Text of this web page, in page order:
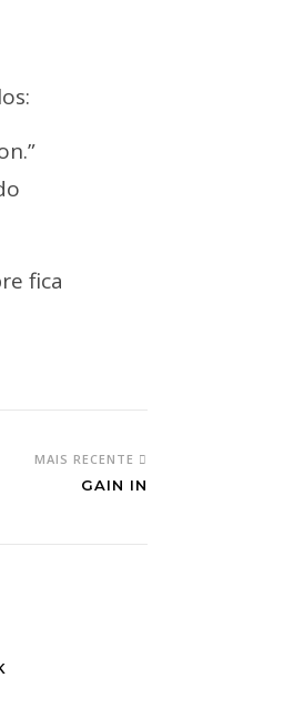
fica
MAIS RECENTE
GAIN IN